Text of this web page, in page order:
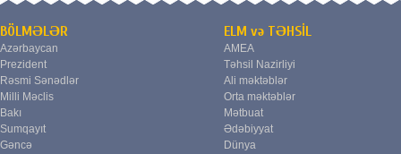
BÖLMƏLƏR
Azərbaycan
Prezident
Rəsmi Sənədlər
Milli Məclis
Bakı
Sumqayıt
Gəncə
ELM və TƏHSİL
AMEA
Təhsil Nazirliyi
Ali məktəblər
Orta məktəblər
Mətbuat
Ədəbiyyat
Dünya